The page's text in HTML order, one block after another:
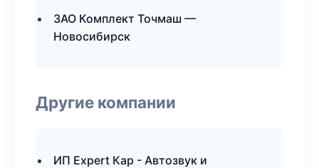
ЗАО Комплект Точмаш —
Новосибирск
Другие компании
ИП Expert Кар - Автозвук и